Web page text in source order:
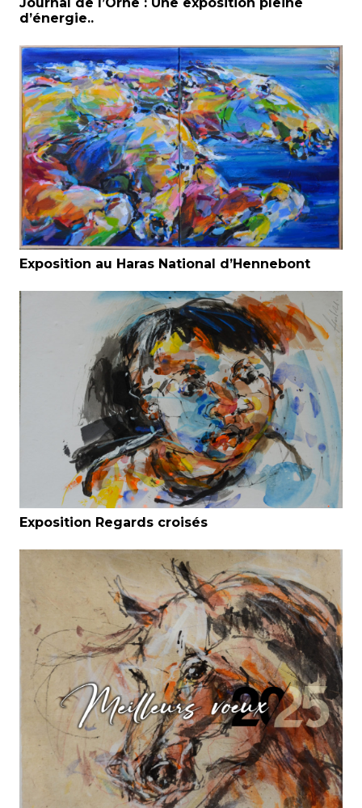
d’énergie..
Exposition au Haras National d’Hennebont
Exposition Regards croisés